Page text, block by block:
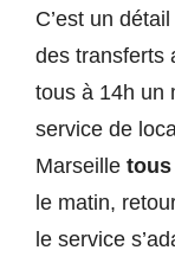
C’est un
des transferts
tous à 14h un
service de
Marseille tous
le matin,
le service